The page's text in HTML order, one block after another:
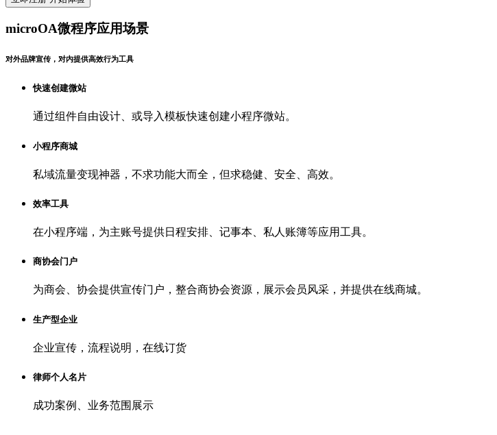
microOA微程序应用场景
对外品牌宣传，对内提供高效行为工具
快速创建微站
通过组件自由设计、或导入模板快速创建小程序微站。
小程序商城
私域流量变现神器，不求功能大而全，但求稳健、安全、高效。
效率工具
在小程序端，为主账号提供日程安排、记事本、私人账簿等应用工具。
商协会门户
为商会、协会提供宣传门户，整合商协会资源，展示会员风采，并提供在线商城。
生产型企业
企业宣传，流程说明，在线订货
律师个人名片
成功案例、业务范围展示